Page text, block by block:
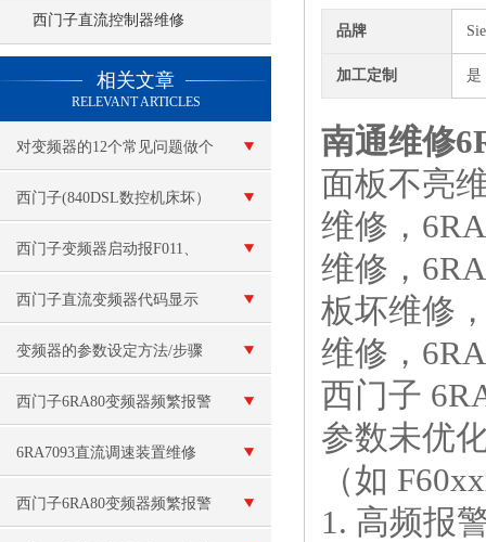
西门子直流控制器维修
相关文章
RELEVANT ARTICLES
对变频器的12个常见问题做个
解答
西门子(840DSL数控机床坏）
26100代码故障维修
西门子变频器启动报F011、
F015维修
西门子直流变频器代码显示
F013故障维修
变频器的参数设定方法/步骤
西门子6RA80变频器频繁报警
F60100
6RA7093直流调速装置维修
西门子6RA80变频器频繁报警
品牌
加工定制 是
南通维修
面板不亮
维修，
维修，
板坏维修
维修，
西门子
参数未优
（如
1. 高频报